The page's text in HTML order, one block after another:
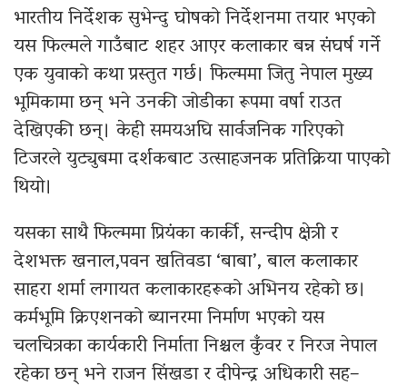
भारतीय निर्देशक सुभेन्दु घोषको निर्देशनमा तयार भएको
यस फिल्मले गाउँबाट शहर आएर कलाकार बन्न संघर्ष गर्ने
एक युवाको कथा प्रस्तुत गर्छ। फिल्ममा जितु नेपाल मुख्य
भूमिकामा छन् भने उनकी जोडीका रूपमा वर्षा राउत
देखिएकी छन्। केही समयअघि सार्वजनिक गरिएको
टिजरले युट्युबमा दर्शकबाट उत्साहजनक प्रतिक्रिया पाएको
थियो।
यसका साथै फिल्ममा प्रियंका कार्की, सन्दीप क्षेत्री र
देशभक्त खनाल,पवन खतिवडा ‘बाबा’, बाल कलाकार
साहरा शर्मा लगायत कलाकारहरूको अभिनय रहेको छ।
कर्मभूमि क्रिएशनको ब्यानरमा निर्माण भएको यस
चलचित्रका कार्यकारी निर्माता निश्चल कुँवर र निरज नेपाल
रहेका छन् भने राजन सिंखडा र दीपेन्द्र अधिकारी सह–